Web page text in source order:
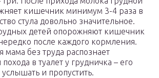
кишечник минимум 3-4 раза в
стула довольно значительное.
детей опорожняют кишечник
после каждого кормления.
мама без труда распознает
в туалет у грудничка – его
и пропустить.